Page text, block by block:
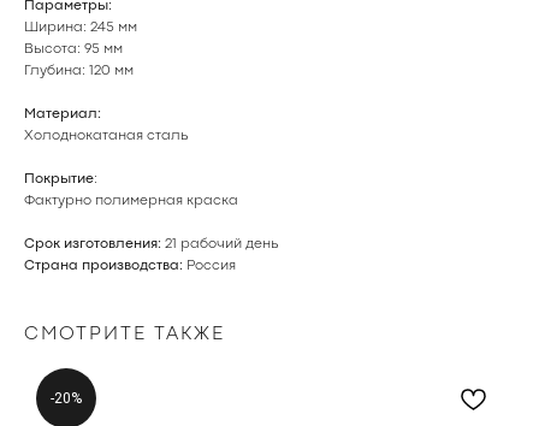
Параметры:
Ширина: 245 мм
Высота: 95 мм
Глубина: 120 мм
Материал:
Холоднокатаная сталь
Покрытие:
Фактурно полимерная краска
Срок изготовления: 21 рабочий день
Страна производства: Россия
СМОТРИТЕ ТАКЖЕ
-20%